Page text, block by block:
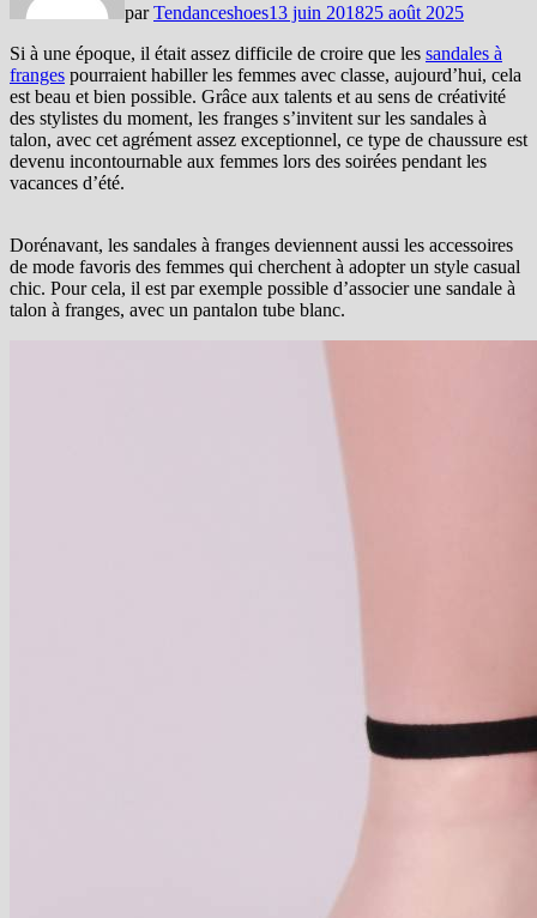
parTendanceshoes13 juin 201825 août 2025
Si à une époque, il était assez difficile de croire que les sandales à
franges pourraient habiller les femmes avec classe, aujourd’hui, cela
est beau et bien possible. Grâce aux talents et au sens de créativité
des stylistes du moment, les franges s’invitent sur les sandales à
talon, avec cet agrément assez exceptionnel, ce type de chaussure est
devenu incontournable aux femmes lors des soirées pendant les
vacances d’été.
Dorénavant, les sandales à franges deviennent aussi les accessoires
de mode favoris des femmes qui cherchent à adopter un style casual
chic. Pour cela, il est par exemple possible d’associer une sandale à
talon à franges, avec un pantalon tube blanc.